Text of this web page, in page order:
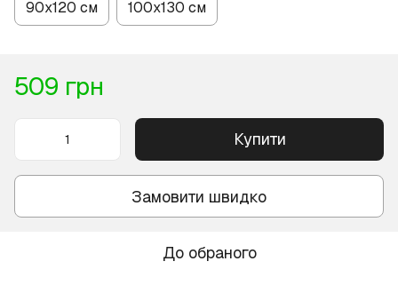
90х120 см 100х130 см
509 грн
Купити
Замовити швидко
До обраного